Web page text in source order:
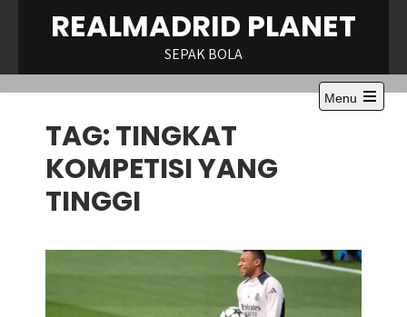
REALMADRID PLANET
SEPAK BOLA
Menu
Open
TAG:TINGKAT
KOMPETISI YANG
TINGGI